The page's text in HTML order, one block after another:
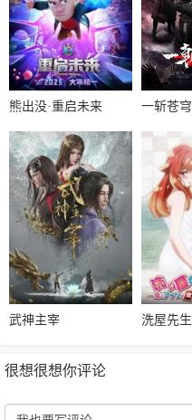
熊出没·重启未来 一斩苍穹
武神主宰
很想很想你评论